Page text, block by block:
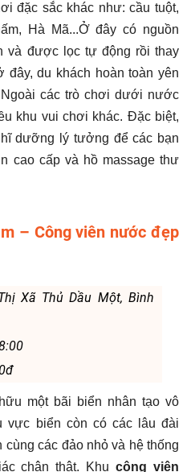
đặc sắc khác như: cầu tuột,
Hà Mã...Ở đây có nguồn
và được lọc tự động rồi thay
du khách hoàn toàn yên
các trò chơi dưới nước
khu vui chơi khác. Đặc biệt,
dưỡng lý tưởng để các bạn
cao cấp và hồ massage thư
– Công viên nước đẹp
Xã Thủ Dầu Một, Bình
một bãi biển nhân tạo vô
vực biển còn có các lâu đài
các đảo nhỏ và hệ thống
chân thật. Khucông viên